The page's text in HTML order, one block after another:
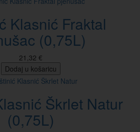
Klasnić Fraktal
(0,75L)
21,32 €
Dodaj u košaricu
Škrlet Natur
(0,75L)